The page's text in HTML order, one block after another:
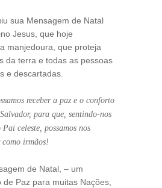
sua Mensagem de Natal
Jesus, que hoje
manjedoura, que proteja
da terra e todas as pessoas
e descartadas.
receber a paz e o conforto
para que, sentindo-nos
celeste, possamos nos
como irmãos!
de Natal, – um
Paz para muitas Nações,